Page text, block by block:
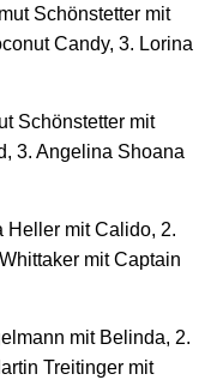
Schönstetter mit
Candy, 3. Lorina
Schönstetter mit
3. Angelina Shoana
Heller mit Calido, 2.
mit Captain
mit Belinda, 2.
Treitinger mit